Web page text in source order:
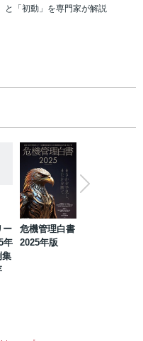
と「初動」を専門家が解説
ー
年
集
危機管理白書
2025年版